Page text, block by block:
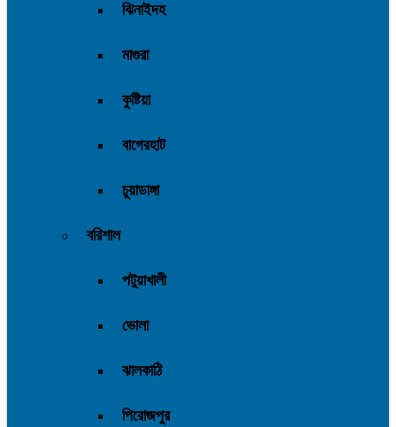
ঝিনাইদহ
মাগুরা
কুষ্টিয়া
বাগেরহাট
চুয়াডাঙ্গা
বরিশাল
পটুয়াখালী
ভোলা
ঝালকাঠি
পিরোজপুর